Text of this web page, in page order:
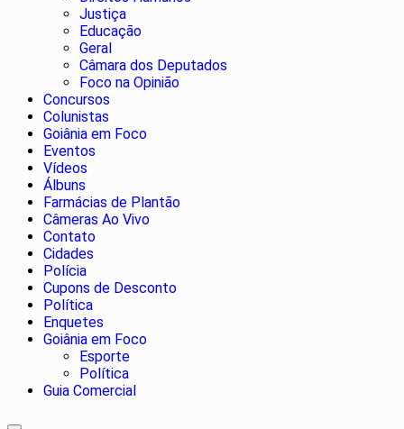
Justiça
Educação
Geral
Câmara dos Deputados
Foco na Opinião
Concursos
Colunistas
Goiânia em Foco
Eventos
Vídeos
Álbuns
Farmácias de Plantão
Câmeras Ao Vivo
Contato
Cidades
Polícia
Cupons de Desconto
Política
Enquetes
Goiânia em Foco
Esporte
Política
Guia Comercial